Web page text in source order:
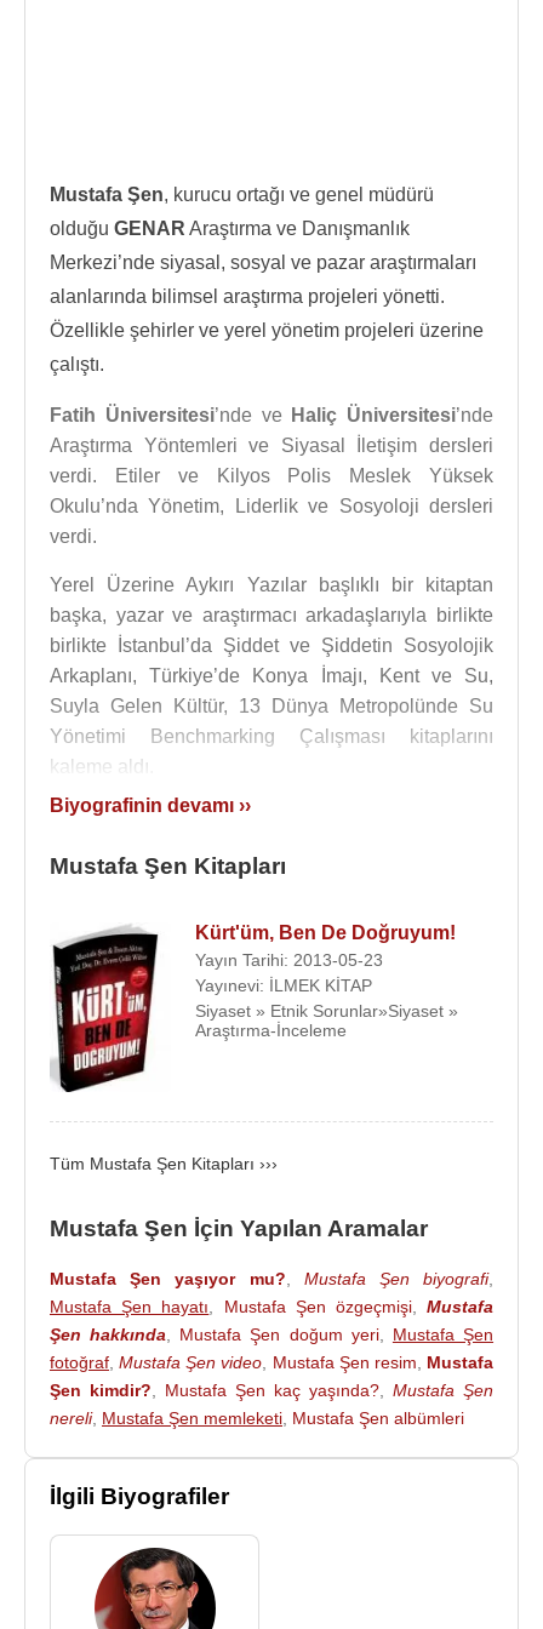
Mustafa Şen, kurucu ortağı ve genel müdürü
olduğu GENAR Araştırma ve Danışmanlık
Merkezi’nde siyasal, sosyal ve pazar araştırmaları
alanlarında bilimsel araştırma projeleri yönetti.
Özellikle şehirler ve yerel yönetim projeleri üzerine
çalıştı.
Fatih Üniversitesi’nde ve Haliç Üniversitesi’nde
Araştırma Yöntemleri ve Siyasal İletişim dersleri
verdi. Etiler ve Kilyos Polis Meslek Yüksek
Okulu’nda Yönetim, Liderlik ve Sosyoloji dersleri
verdi.
Yerel Üzerine Aykırı Yazılar başlıklı bir kitaptan
başka, yazar ve araştırmacı arkadaşlarıyla birlikte
birlikte İstanbul’da Şiddet ve Şiddetin Sosyolojik
Arkaplanı, Türkiye’de Konya İmajı, Kent ve Su,
Suyla Gelen Kültür, 13 Dünya Metropolünde Su
Yönetimi Benchmarking Çalışması kitaplarını
kaleme aldı.
AyrıcaParis’in Kentsel Dönüşümü, Müslüman İsa,
İstanbul (2 cilt), Kentli Yaşam Kılavuzu, Nasıl Bir
İstanbul Kültür Atlası, İstanbul’un Semtleri
Kitapçıkları (120 Semt), İstanbul: Tarihin Işıltısı,
İstanbul: Su Gibi, İstanbul Mevlevihaneleri isimli
kitapları yayına hazırladı.
İstanbul üzerine 20 kadar kısa belgeselden başka,
edebî yazıları ile şiirleri yayınlandı. Ulusal ve
uluslararası konferans ve sempozyumlarda birçok
bilimsel tebliğ sundu.
7 Haziran 2015 ve 1Kasım 2015 genel
seçimlerinde AKP 'den İstanbul 1.bölge Milletvekili
aday adayı oldu, ancak aday gösterilmedi.
Mustafa Şen, Ocak2016ayında Başbakan
Davutoğlu'nun Başdanışmanı olarak
görevlendirildi.
Mustafa Şen, evli ve 3 çocuk babasıdır.
Kitapları :
2013 - Kürt'üm, Ben de Doğruyum! (Evren Çelik
Biyografinin devamı ››
Mustafa Şen Kitapları
Kürt'üm, Ben De Doğruyum!
Yayın Tarihi: 2013-05-23
Yayınevi: İLMEK KİTAP
Siyaset » Etnik Sorunlar»Siyaset »
Araştırma-İnceleme
Tüm Mustafa Şen Kitapları ›››
Mustafa Şen İçin Yapılan Aramalar
Mustafa Şen yaşıyor mu? Mustafa Şen biyografi,
Mustafa Şen hayatı
Mustafa Şen özgeçmişi,Mustafa
Şen hakkında
Mustafa Şen doğum yeri, Mustafa Şen
fotoğraf ,Mustafa Şen video Mustafa Şen resim
Mustafa
Şen kimdir?
Mustafa Şen kaç yaşında?
Mustafa Şen
nereli, Mustafa Şen memleketi Mustafa Şen albümleri
İlgili Biyografiler